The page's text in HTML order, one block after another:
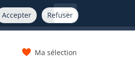
Accepter Refuser
FR
Ma sélection